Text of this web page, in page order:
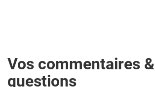
Vos commentaires &
questions